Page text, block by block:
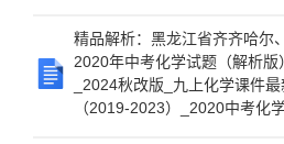
精品解析：黑龙江省齐齐哈尔
2020年中考化学试题（解析
_2024秋改版_九上化学课件
（2019-2023）_2020中考化